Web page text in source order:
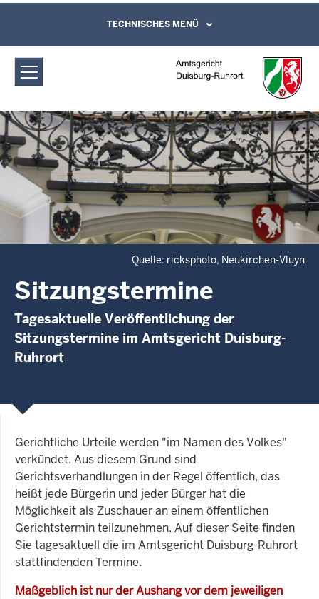
Amtsgericht Duisburg-Ruhrort:
Sitzungstermine
Direkt zum Inhalt
Leichte Sprache, Gebärdensprachenvideo
und Kontaktformular
TECHNISCHES MENÜ
Quelle: ricksphoto, Neukirchen-Vluyn
Sitzungstermine
Tagesaktuelle Veröffentlichung der
Sitzungstermine im Amtsgericht Duisburg-
Ruhrort
Gerichtliche Urteile werden "im Namen des Volkes"
verkündet. Aus diesem Grund sind
Gerichtsverhandlungen in der Regel öffentlich, das
heißt jede Bürgerin und jeder Bürger hat die
Möglichkeit als Zuschauer an einem öffentlichen
Gerichtstermin teilzunehmen. Auf dieser Seite finden
Sie tagesaktuell die im Amtsgericht Duisburg-Ruhrort
stattfindenden Termine.
Maßgeblich ist nur der Aushang vor dem jeweiligen